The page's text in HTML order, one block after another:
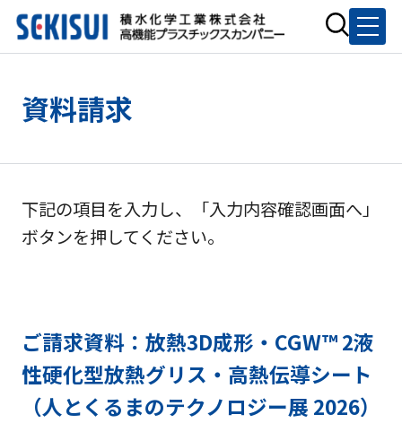
資料請求
下記の項目を入力し、「入力内容確認画面へ」
ボタンを押してください。
ご請求資料：放熱3D成形・CGW™ 2液
性硬化型放熱グリス・高熱伝導シート
（人とくるまのテクノロジー展 2026）